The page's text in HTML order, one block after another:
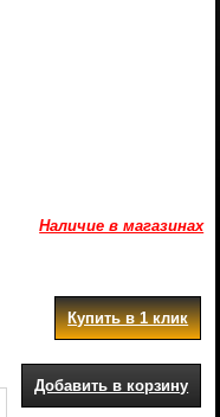
Наличие в магазинах
Купить в 1 клик
Добавить в корзину